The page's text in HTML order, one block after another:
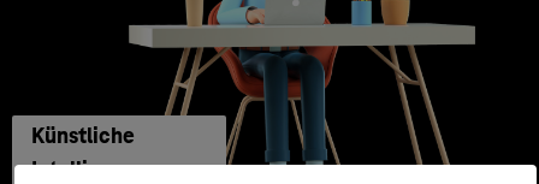
Künstliche
Intelligenz